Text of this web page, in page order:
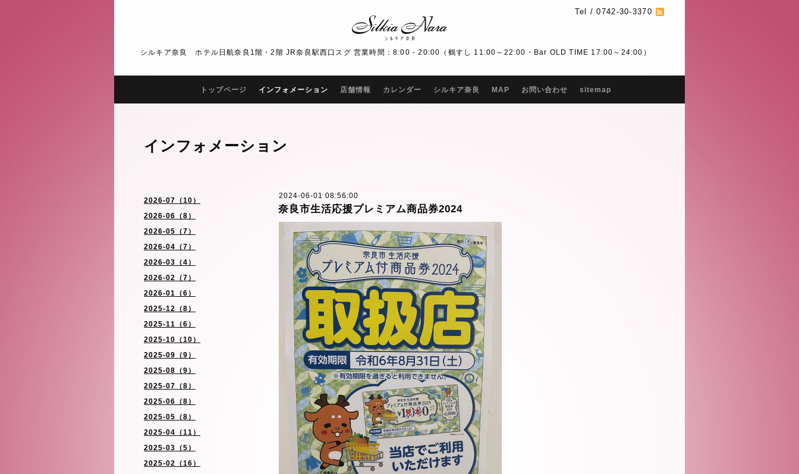
Tel / 0742-30-3370
シルキア奈良 ホテル日航奈良1階・2階 JR奈良駅西口スグ 営業時間：8:00 - 20:00（鶴すし 11:00～22:00・Bar OLD TIME 17:00～24:00）
トップページ インフォメーション 店舗情報 カレンダー シルキア奈良 MAP お問い合わせ sitemap
2026-07（10）
2026-06（8）
2026-05（7）
2026-04（7）
2026-03（4）
2026-02（7）
2026-01（6）
2025-12（8）
2025-11（6）
2025-10（10）
2025-09（9）
2025-08（9）
2025-07（8）
2025-06（8）
2025-05（8）
2025-04（11）
2025-03（5）
2025-02（16）
インフォメーション
2024-06-01 08:56:00
奈良市生活応援プレミアム商品券2024